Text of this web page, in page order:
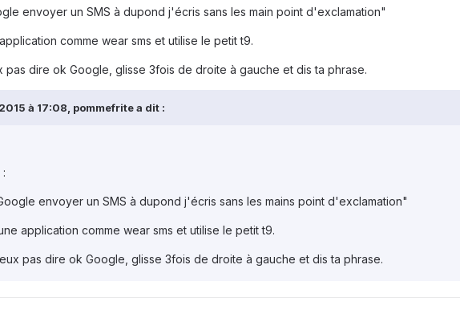
envoyer un SMS à dupond j'écris sans les main point d'exclamation"
comme wear sms et utilise le petit t9.
pas dire ok Google, glisse 3fois de droite à gauche et dis ta phrase.
à 17:08, pommefrite a dit :
envoyer un SMS à dupond j'écris sans les mains point d'exclamation"
application comme wear sms et utilise le petit t9.
pas dire ok Google, glisse 3fois de droite à gauche et dis ta phrase.